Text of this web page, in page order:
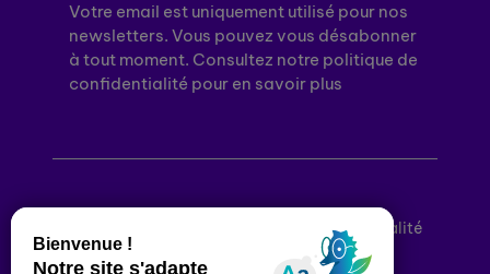
Votre email est uniquement utilisé pour nos
newsletters. Vous pouvez vous désabonner
à tout moment. Consultez notre politique de
confidentialité pour en savoir plus
Politique de confidentialité
Conditions générales d’utilisation